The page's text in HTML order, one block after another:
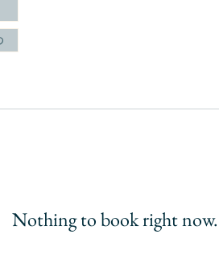
Nothing to book right now.